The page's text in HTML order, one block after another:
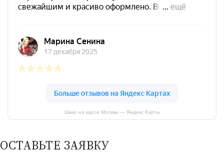
Шико на карте Москвы — Яндекс Карты
ОСТАВЬТЕ ЗАЯВКУ